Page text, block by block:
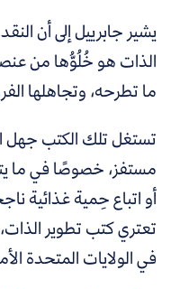
يشير جابرييل إلى أن
الذات هو خُلُوُّها من
ما تطرحه، وتجاهلها
تستغل تلك الكتب جهل
مستفز، خصوصًا في ما
أو اتباع حِمية غذائية
في الولايات المتحدة